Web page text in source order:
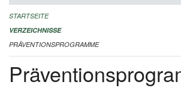
IMPRESSUM
STARTSEITE
VERZEICHNISSE
PRÄVENTIONSPROGRAMME